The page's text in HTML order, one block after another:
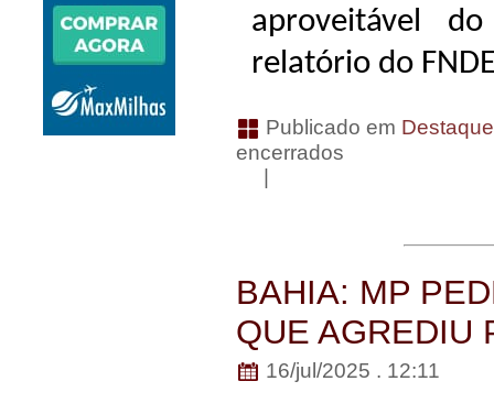
aproveitável
relatório do
Publicado em
encerrados
BAHIA: MP
QUE AGREDIU
16/jul/2025 . 12:11